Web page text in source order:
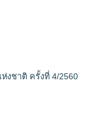
งชาติ ครั้งที่ 4/2560